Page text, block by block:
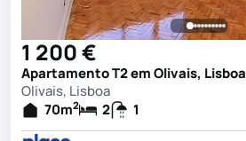
1 200 €
Apartamento T2 em Olivais, Lisboa
Olivais, Lisboa
70m2 2 1